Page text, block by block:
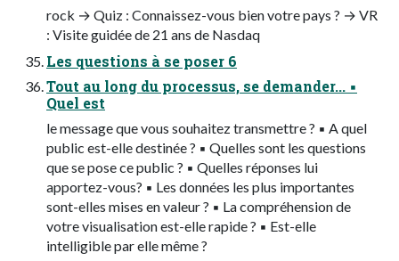
rock → Quiz : Connaissez-vous bien votre pays ? → VR
: Visite guidée de 21 ans de Nasdaq
Les questions à se poser 6
Tout au long du processus, se demander... ▪
Quel est
le message que vous souhaitez transmettre ? ▪ A quel
public est-elle destinée ? ▪ Quelles sont les questions
que se pose ce public ? ▪ Quelles réponses lui
apportez-vous? ▪ Les données les plus importantes
sont-elles mises en valeur ? ▪ La compréhension de
votre visualisation est-elle rapide ? ▪ Est-elle
intelligible par elle même ?